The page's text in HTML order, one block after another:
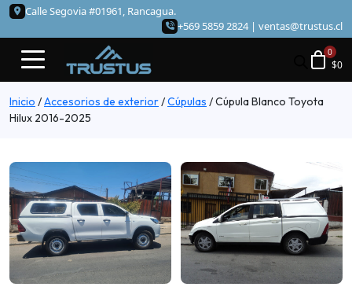
Calle Segovia #01961, Rancagua.
+569 5859 2824 | ventas@trustus.cl
$0
Inicio /Accesorios de exterior/Cúpulas /Cúpula Blanco Toyota
Hilux 2016-2025